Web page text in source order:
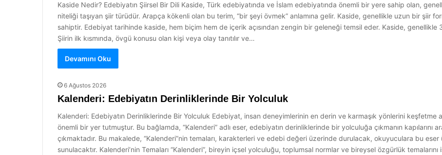
Kaside Nedir? Edebiyatın Şiirsel Bir Dili Kaside, Türk edebiyatında ve İslam edebiyatında önemli bir yere sahip olan,
niteliği taşıyan şiir türüdür. Arapça kökenli olan bu terim, “bir şeyi övmek” anlamına gelir. Kaside, genellikle uzun bir şiir
sahiptir. Edebiyat tarihinde kaside, hem biçim hem de içerik açısından zengin bir geleneği temsil eder. Kaside, genellikle
Şiirin ilk kısmında, övgü konusu olan kişi veya olay tanıtılır ve…
Devamını Oku
6 Ağustos 2026
Kalenderi: Edebiyatın Derinliklerinde Bir Yolculuk
Kalenderi: Edebiyatın Derinliklerinde Bir Yolculuk Edebiyat, insan deneyimlerinin en derin ve karmaşık yönlerini keşfetme
önemli bir yer tutmuştur. Bu bağlamda, “Kalenderi” adlı eser, edebiyatın derinliklerinde bir yolculuğa çıkmanın kapılarını
çıkmaktadır. Bu makalede, “Kalenderi”nin temaları, karakterleri ve edebi değeri üzerinde durulacak, okuyuculara bu eser
sunulacaktır. Kalenderi’nin Temaları “Kalenderi”, bireyin içsel yolculuğu, toplumsal normlar ve bireysel özgürlük